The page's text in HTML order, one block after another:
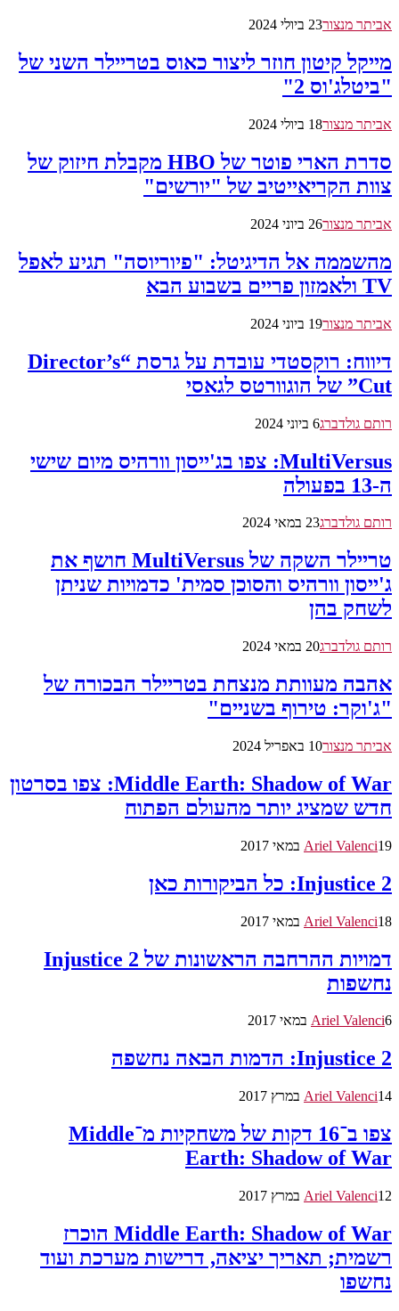
אביתר מנצור23 ביולי 2024
מייקל קיטון חוזר ליצור כאוס בטריילר השני של
"ביטלג'וס 2"
אביתר מנצור18 ביולי 2024
סדרת הארי פוטר של HBO מקבלת חיזוק של
צוות הקריאייטיב של "יורשים"
אביתר מנצור26 ביוני 2024
מהשממה אל הדיגיטל: "פיוריוסה" תגיע לאפל
TV ולאמזון פריים בשבוע הבא
אביתר מנצור19 ביוני 2024
דיווח: רוקסטדי עובדת על גרסת “Director’s
Cut” של הוגוורטס לגאסי
רותם גולדברג6 ביוני 2024
MultiVersus: צפו בג'ייסון וורהיס מיום שישי
ה-13 בפעולה
רותם גולדברג23 במאי 2024
טריילר השקה של MultiVersus חושף את
ג'ייסון וורהיס והסוכן סמית' כדמויות שניתן
לשחק בהן
רותם גולדברג20 במאי 2024
אהבה מעוותת מנצחת בטריילר הבכורה של
"ג'וקר: טירוף בשניים"
אביתר מנצור10 באפריל 2024
Middle Earth: Shadow of War: צפו בסרטון
חדש שמציג יותר מהעולם הפתוח
Ariel Valenci19 במאי 2017
Injustice 2: כל הביקורות כאן
Ariel Valenci18 במאי 2017
דמויות ההרחבה הראשונות של Injustice 2
נחשפות
Ariel Valenci6 במאי 2017
Injustice 2: הדמות הבאה נחשפה
Ariel Valenci14 במרץ 2017
צפו ב־16 דקות של משחקיות מ־Middle
Earth: Shadow of War
Ariel Valenci12 במרץ 2017
Middle Earth: Shadow of War הוכרז
רשמית; תאריך יציאה, דרישות מערכת ועוד
נחשפו